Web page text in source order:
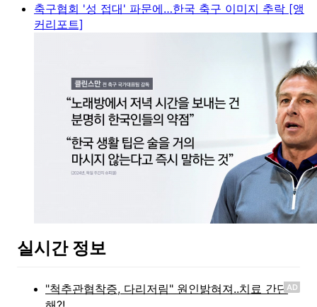
축구협회 '성 접대' 파문에…한국 축구 이미지 추락 [앵
커리포트]
실시간 정보
AD